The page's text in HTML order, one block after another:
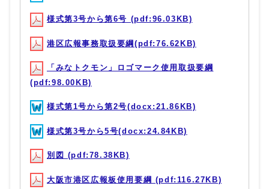
様式第3号から第6号 (pdf:96.03KB)
港区広報事務取扱要綱(pdf:76.62KB)
「みなトクモン」ロゴマーク使用取扱要綱
(pdf:98.00KB)
様式第1号から第2号(docx:21.86KB)
様式第3号から5号(docx:24.84KB)
別図 (pdf:78.38KB)
大阪市港区広報板使用要綱 (pdf:116.27KB)